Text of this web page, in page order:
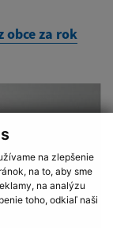
na zlepšenie
na to, aby sme
na analýzu
toho, odkiaľ naši
obce za rok